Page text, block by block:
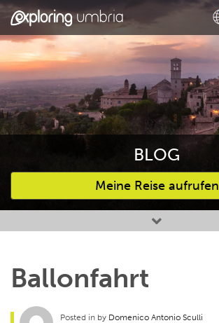
BLOG
Meine Reise aufrufen
Bevorzugte Aktivitäten
Ballonfahrt
Posted in by Domenico Antonio Sculli